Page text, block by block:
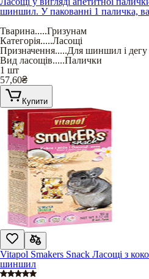
шиншил. У пакованні 1 паличка,
Тварина.....Гризунам
Категорія.....Ласощі
Призначення.....Для шиншил і дегу
Вид ласощів.....Палички
1 шт
57,60₴
Купити
Vitapol Smakers Snack Ласощі з
шиншил